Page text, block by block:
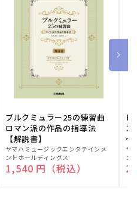
ブルクミュラー25の練習曲
ロマン派の作品の指導法
【解説書】
販
売
元:
ヤマハミュージックエンタテインメ
ントホールディングス
通常価格
1,540 円（税込）
ピ
ス
～
販
売
元:
ヤ
ン